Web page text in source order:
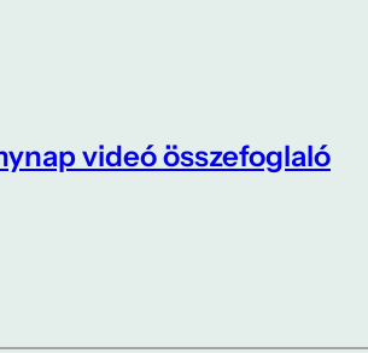
videó összefoglaló